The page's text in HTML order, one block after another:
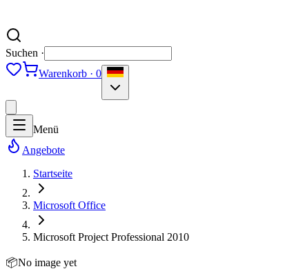
Suchen ·
Warenkorb · 0
Menü
Angebote
Startseite
Microsoft Office
Microsoft Project Professional 2010
📦No image yet